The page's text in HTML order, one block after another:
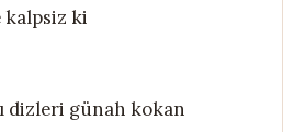
ki
dizleri günah kokan